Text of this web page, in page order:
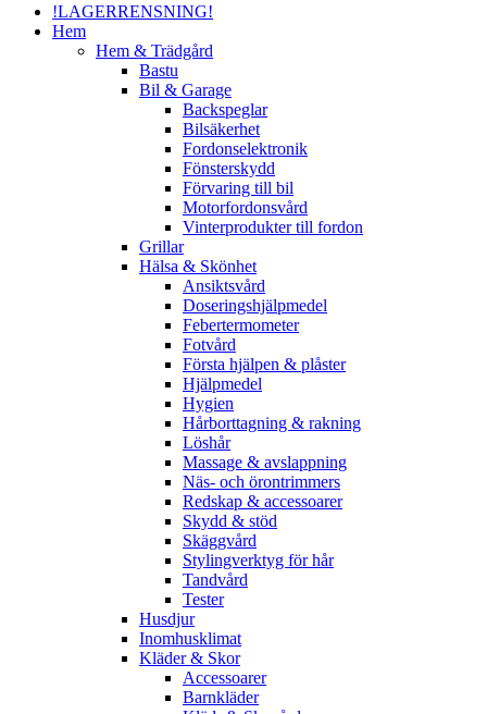
!LAGERRENSNING!
Hem
Hem & Trädgård
Bastu
Bil & Garage
Backspeglar
Bilsäkerhet
Fordonselektronik
Fönsterskydd
Förvaring till bil
Motorfordonsvård
Vinterprodukter till fordon
Grillar
Hälsa & Skönhet
Ansiktsvård
Doseringshjälpmedel
Febertermometer
Fotvård
Första hjälpen & plåster
Hjälpmedel
Hygien
Hårborttagning & rakning
Löshår
Massage & avslappning
Näs- och örontrimmers
Redskap & accessoarer
Skydd & stöd
Skäggvård
Stylingverktyg för hår
Tandvård
Tester
Husdjur
Inomhusklimat
Kläder & Skor
Accessoarer
Barnkläder